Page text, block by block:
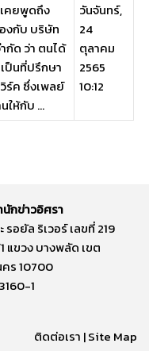
คยพูดถึง
งกับ บริษัท
กัด ว่า ตนได้
ป็นที่ปรึกษา
ร์ค ซึ่งเพลย์
ให้กับ ...
วันจันทร์,
24
ตุลาคม
2565
10:12
กข่าวอิศรา
รอยัล ริเวอร์ เลขที่ 219
ขวง บางพลัด เขต
ร 10700
1
ติดต่อเรา |Site Map